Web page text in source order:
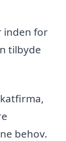
inden for
tilbyde
behov.